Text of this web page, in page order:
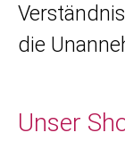
die
Unser